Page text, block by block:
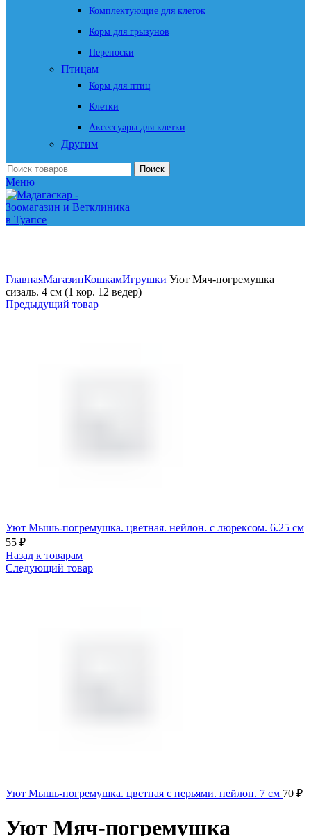
Комплектующие для клеток
Корм для грызунов
Переноски
Птицам
Корм для птиц
Клетки
Аксессуары для клетки
Другим
Поиск
Меню
ГлавнаяМагазинКошкамИгрушки Уют Мяч-погремушка
сизаль. 4 см (1 кор. 12 ведер)
Предыдущий товар
Уют Мышь-погремушка. цветная. нейлон. с люрексом. 6.25 см
55 ₽
Назад к товарам
Следующий товар
Уют Мышь-погремушка. цветная с перьями. нейлон. 7 см 70 ₽
Уют Мяч-погремушка